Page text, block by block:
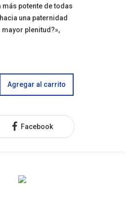
potente de todas
una paternidad
plenitud?»,
Agregar al carrito
Facebook